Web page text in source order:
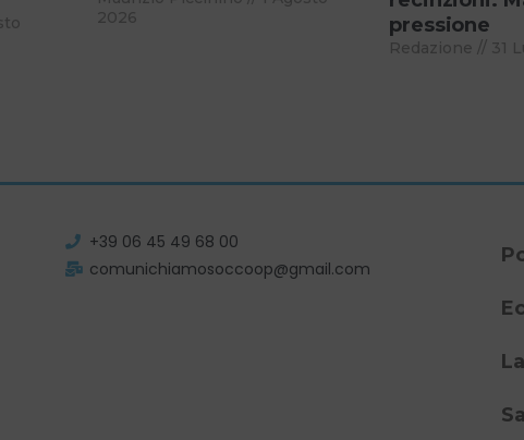
2026
pressione
Redazione 31
+39 06 45 49 68 00
comunichiamosoccoop@gmail.com